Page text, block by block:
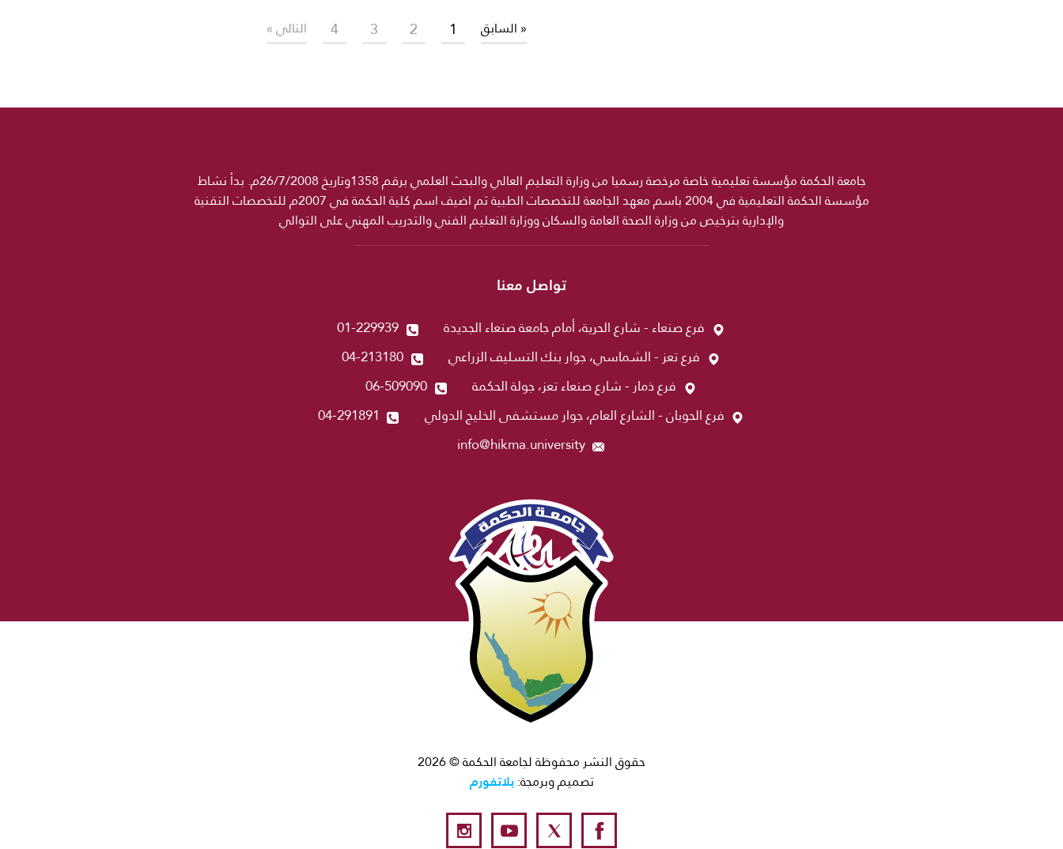
« السابق 1
2
3
4 التالي »
جامعة الحكمة مؤسسة تعليمية خاصة مرخصة رسميا من وزارة التعليم العالي والبحث العلمي برقم 1358وتاريخ 26/7/2008م. بدأ نشاط
مؤسسة الحكمة التعليمية في 2004 باسم معهد الجامعة للتخصصات الطبية ثم اضيف اسم كلية الحكمة في 2007م للتخصصات التقنية
والإدارية بترخيص من وزارة الصحة العامة والسكان ووزارة التعليم الفني والتدريب المهني على التوالي
تواصل معنا
فرع صنعاء - شارع الحرية، أمام جامعة صنعاء الجديدة
01-229939
فرع تعز - الشماسي، جوار بنك التسليف الزراعي
04-213180
فرع ذمار - شارع صنعاء تعز، جولة الحكمة
06-509090
فرع الحوبان - الشارع العام، جوار مستشفى الخليج الدولي
04-291891
info@hikma.university
حقوق النشر محفوظة لجامعة الحكمة © 2026
تصميم وبرمجة: بلاتفورم